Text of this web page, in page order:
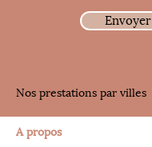
Envoyer
Nos prestations par villes
A propos